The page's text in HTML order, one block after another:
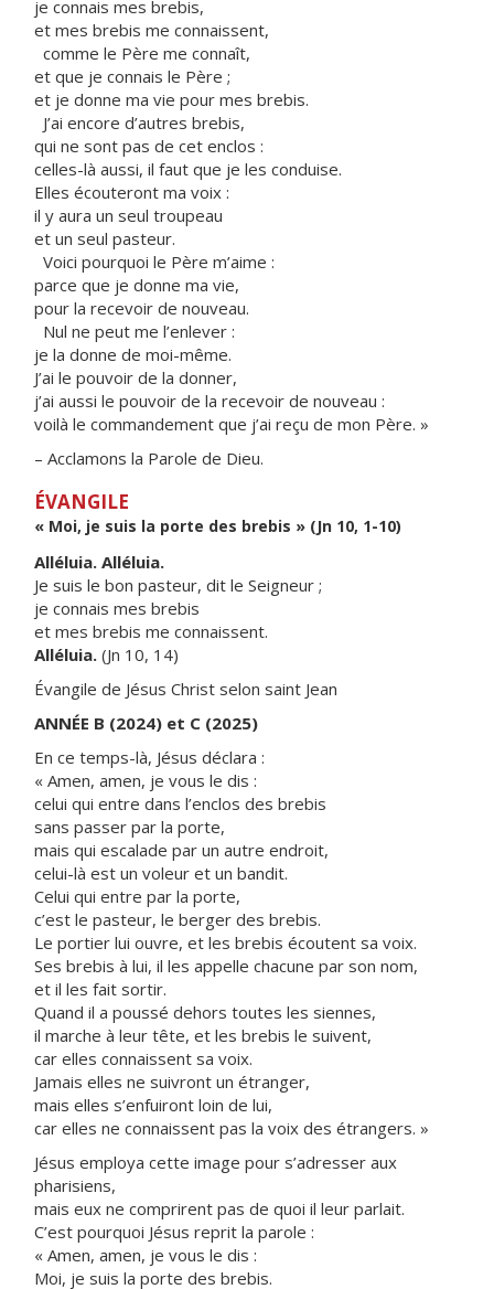
je connais mes brebis,
et mes brebis me connaissent,
comme le Père me connaît,
et que je connais le Père ;
et je donne ma vie pour mes brebis.
J’ai encore d’autres brebis,
qui ne sont pas de cet enclos :
celles-là aussi, il faut que je les conduise.
Elles écouteront ma voix :
il y aura un seul troupeau
et un seul pasteur.
Voici pourquoi le Père m’aime :
parce que je donne ma vie,
pour la recevoir de nouveau.
Nul ne peut me l’enlever :
je la donne de moi-même.
J’ai le pouvoir de la donner,
j’ai aussi le pouvoir de la recevoir de nouveau :
voilà le commandement que j’ai reçu de mon Père. »
– Acclamons la Parole de Dieu.
ÉVANGILE
« Moi, je suis la porte des brebis » (Jn 10, 1-10)
Alléluia. Alléluia.
Je suis le bon pasteur, dit le Seigneur ;
je connais mes brebis
et mes brebis me connaissent.
Alléluia. (Jn 10, 14)
Évangile de Jésus Christ selon saint Jean
ANNÉE B (2024) et C (2025)
En ce temps-là, Jésus déclara :
« Amen, amen, je vous le dis :
celui qui entre dans l’enclos des brebis
sans passer par la porte,
mais qui escalade par un autre endroit,
celui-là est un voleur et un bandit.
Celui qui entre par la porte,
c’est le pasteur, le berger des brebis.
Le portier lui ouvre, et les brebis écoutent sa voix.
Ses brebis à lui, il les appelle chacune par son nom,
et il les fait sortir.
Quand il a poussé dehors toutes les siennes,
il marche à leur tête, et les brebis le suivent,
car elles connaissent sa voix.
Jamais elles ne suivront un étranger,
mais elles s’enfuiront loin de lui,
car elles ne connaissent pas la voix des étrangers. »
Jésus employa cette image pour s’adresser aux
pharisiens,
mais eux ne comprirent pas de quoi il leur parlait.
C’est pourquoi Jésus reprit la parole :
« Amen, amen, je vous le dis :
Moi, je suis la porte des brebis.